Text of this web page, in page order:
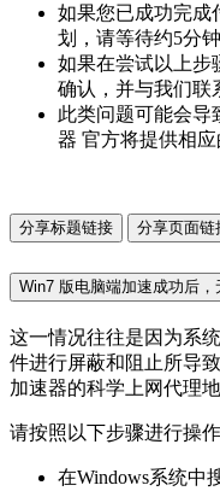
如果您已成功完成
划，请等待约5分
如果在尝试以上步
确认，并与我们联
此类问题可能会导
器 官方将提供相应
分享标题链接 分享页面链
Win7 版电脑端加速成功后，
这一情况往往是因为系
件进行屏蔽和阻止所导
加速器的科学上网代理地
请按照以下步骤进行操作
在Windows系统中